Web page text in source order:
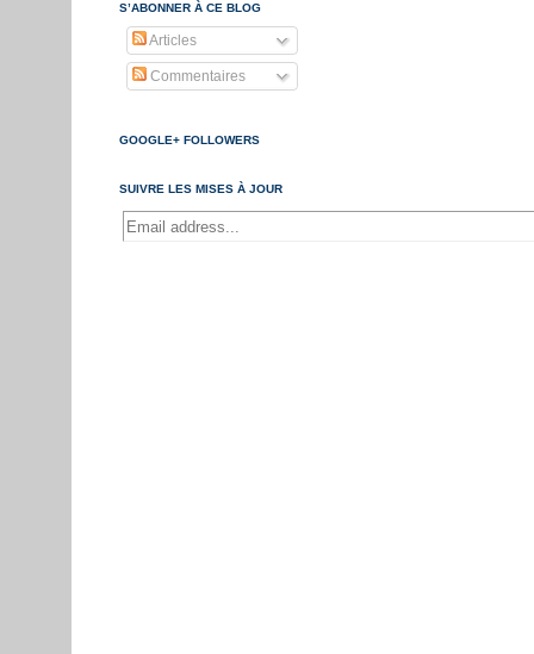
S’ABONNER À CE BLOG
Articles
Commentaires
GOOGLE+ FOLLOWERS
SUIVRE LES MISES À JOUR